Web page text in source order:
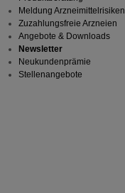
Meldung Arzneimittelrisiken
Zuzahlungsfreie Arzneien
Angebote & Downloads
Newsletter
Neukundenprämie
Stellenangebote